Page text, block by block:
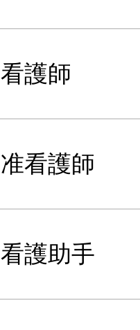
看護師
准看護師
看護助手